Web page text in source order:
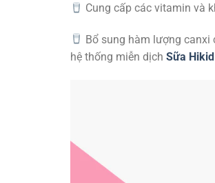
Cung cấp các vitamin và
Bổ sung hàm lượng canxi
hệ thống miễn dịch Sữa